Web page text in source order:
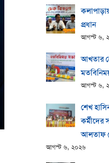
প্রধান
আগস্ট ৬,
আখতার
আগস্ট ৬,
শেখ
কর্মীদের
আলতাফ
আগস্ট ৬, ২০২৬